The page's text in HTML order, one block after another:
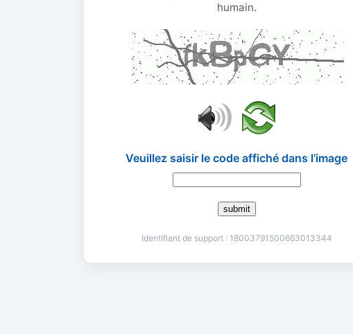
humain.
Veuillez saisir le code affiché dans l’image
submit
Identifiant de support : 18003791500663013344